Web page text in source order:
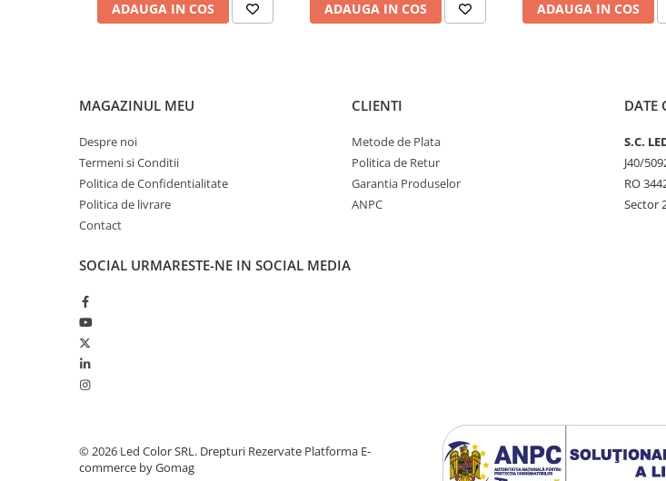
ADAUGA IN COS ADAUGA IN COS ADAUGA IN COS
MAGAZINUL MEU
Despre noi
Termeni si Conditii
Politica de Confidentialitate
Politica de livrare
Contact
CLIENTI
Metode de Plata
Politica de Retur
Garantia Produselor
ANPC
DATE
S.C.
J40/
RO
Sector
SOCIAL URMARESTE-NE IN SOCIAL MEDIA
© 2026 Led Color SRL. Drepturi Rezervate Platforma E-
commerce by Gomag